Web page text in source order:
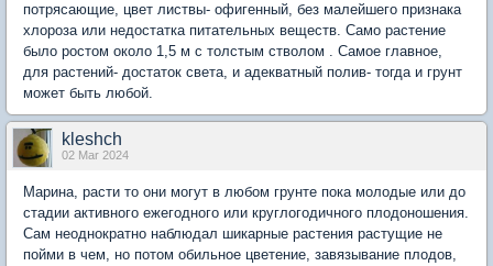
потрясающие, цвет листвы- офигенный, без малейшего признака
хлороза или недостатка питательных веществ. Само растение
было ростом около 1,5 м с толстым стволом . Самое главное,
для растений- достаток света, и адекватный полив- тогда и грунт
может быть любой.
kleshch
02 Mar 2024
Марина, расти то они могут в любом грунте пока молодые или до
стадии активного ежегодного или круглогодичного плодоношения.
Сам неоднократно наблюдал шикарные растения растущие не
пойми в чем, но потом обильное цветение, завязывание плодов,